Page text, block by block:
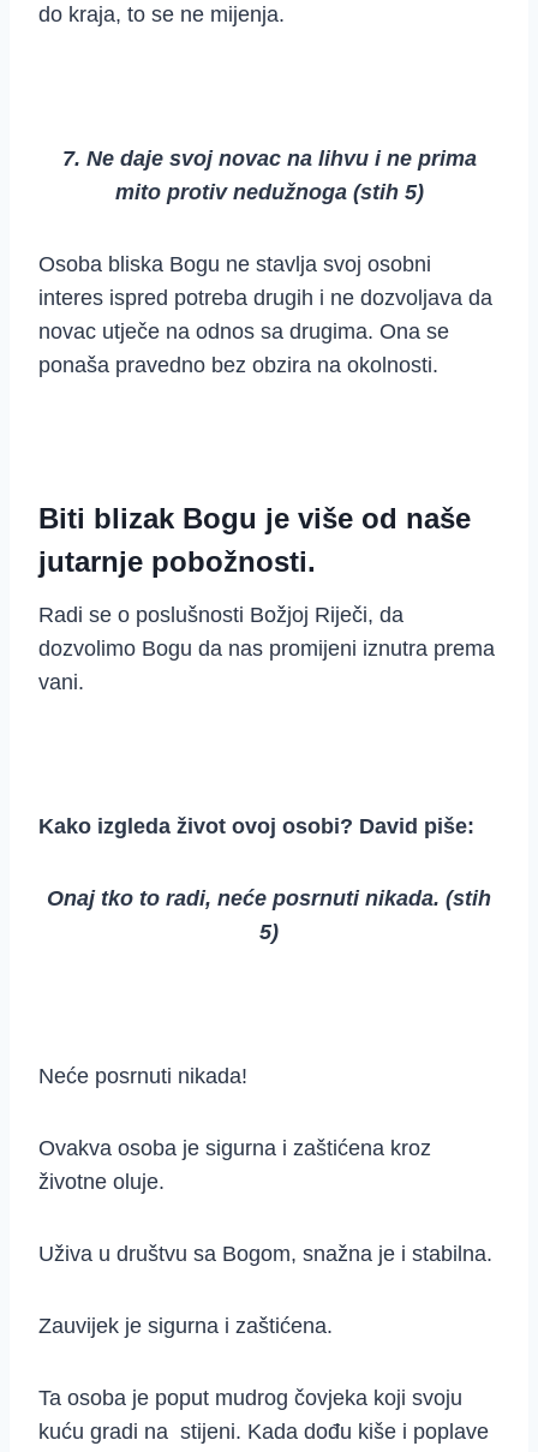
do kraja, to se ne mijenja.
7. Ne daje svoj novac na lihvu i ne prima
mito protiv nedužnoga (stih 5)
Osoba bliska Bogu ne stavlja svoj osobni
interes ispred potreba drugih i ne dozvoljava da
novac utječe na odnos sa drugima. Ona se
ponaša pravedno bez obzira na okolnosti.
Biti blizak Bogu je više od naše
jutarnje pobožnosti.
Radi se o poslušnosti Božjoj Riječi, da
dozvolimo Bogu da nas promijeni iznutra prema
vani.
Kako izgleda život ovoj osobi? David piše:
Onaj tko to radi, neće posrnuti nikada. (stih
5)
Neće posrnuti nikada!
Ovakva osoba je sigurna i zaštićena kroz
životne oluje.
Uživa u društvu sa Bogom, snažna je i stabilna.
Zauvijek je sigurna i zaštićena.
Ta osoba je poput mudrog čovjeka koji svoju
kuću gradi na stijeni. Kada dođu kiše i poplave